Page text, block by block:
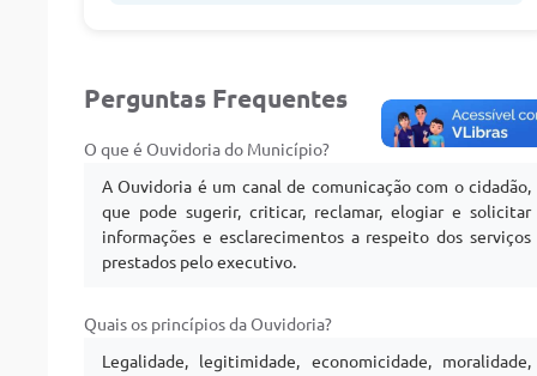
Perguntas Frequentes
O que é Ouvidoria do Município?
A Ouvidoria é um canal de comunicação com o cidadão,
que pode sugerir, criticar, reclamar, elogiar e solicitar
informações e esclarecimentos a respeito dos serviços
prestados pelo executivo.
Quais os princípios da Ouvidoria?
Legalidade, legitimidade, economicidade, moralidade,